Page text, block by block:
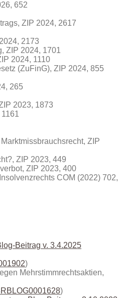
652
ZIP 2024, 2617
2173
ZIP 2024, 1701
2024, 1110
(ZuFinG), ZIP 2024, 855
265
2023, 1873
ZIP
ZIP 2023, 449
ZIP 2023, 400
COM (2022) 702,
Beitrag v. 3.4.2025
)
Mehrstimmrechtsaktien,
)